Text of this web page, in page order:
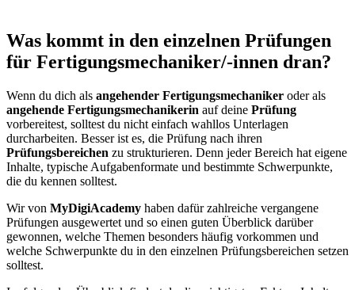
Was kommt in den einzelnen Prüfungen
für Fertigungsmechaniker/-innen dran?
Wenn du dich als angehender Fertigungsmechaniker oder als
angehende Fertigungsmechanikerin auf deine Prüfung
vorbereitest, solltest du nicht einfach wahllos Unterlagen
durcharbeiten. Besser ist es, die Prüfung nach ihren
Prüfungsbereichen zu strukturieren. Denn jeder Bereich hat eigene
Inhalte, typische Aufgabenformate und bestimmte Schwerpunkte,
die du kennen solltest.
Wir von MyDigiAcademy haben dafür zahlreiche vergangene
Prüfungen ausgewertet und so einen guten Überblick darüber
gewonnen, welche Themen besonders häufig vorkommen und
welche Schwerpunkte du in den einzelnen Prüfungsbereichen setzen
solltest.